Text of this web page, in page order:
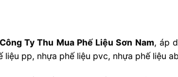
Công Ty Thu Mua Phế Liệu Sơn Nam, áp
pp, nhựa phế liệu pvc, nhựa phế liệu